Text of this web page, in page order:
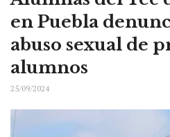
en Puebla
abuso sexual de
alumnos
25/09/2024